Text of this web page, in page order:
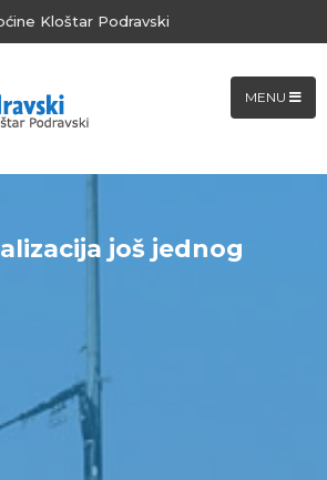
Kloštar Podravski
MENU
još jednog